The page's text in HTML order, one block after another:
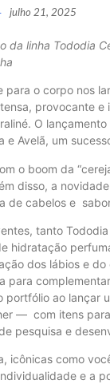
julho 21, 2025
da linha Tododia
o corpo nos
provocante
O
Avelã, um
o boom da
disso, a
de cabelos e
tanto
hidratação
dos lábios e
para
portfólio ao
— com itens
pesquisa e
icônicas como
e a